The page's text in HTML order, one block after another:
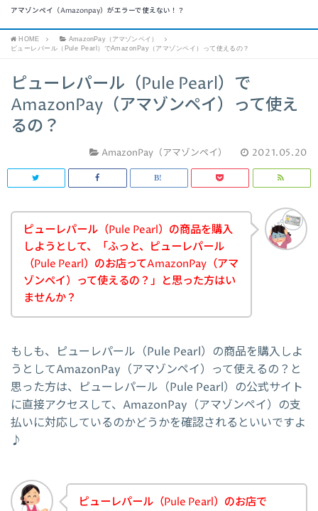
アマゾンペイ（Amazonpay）がエラーで使えない！？
HOME
AmazonPay（アマゾンペイ）
ピューレパール（Pule Pearl）でAmazonPay（アマゾンペイ）って使えるの？
ピューレパール（Pule Pearl）で
AmazonPay（アマゾンペイ）って使え
るの？
AmazonPay（アマゾンペイ） 2021.05.20
ピューレパール（Pule Pearl）の商品を購入
しようとして、「ふっと、ピューレパール
（Pule Pearl）のお店ってAmazonPay（アマ
ゾンペイ）って使えるの？」と思った方はい
ませんか？
もしも、ピューレパール（Pule Pearl）の商品を購入しよ
うとしてAmazonPay（アマゾンペイ）って使えるの？と
思った方は、ピューレパール（Pule Pearl）の公式サイト
に直接アクセスして、AmazonPay（アマゾンペイ）の支
払いに対応しているのかどうかを確認されるといいですよ
♪
ピューレパール（Pule Pearl）のお店で